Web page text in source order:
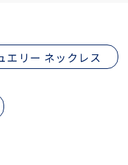
エリー ネックレス